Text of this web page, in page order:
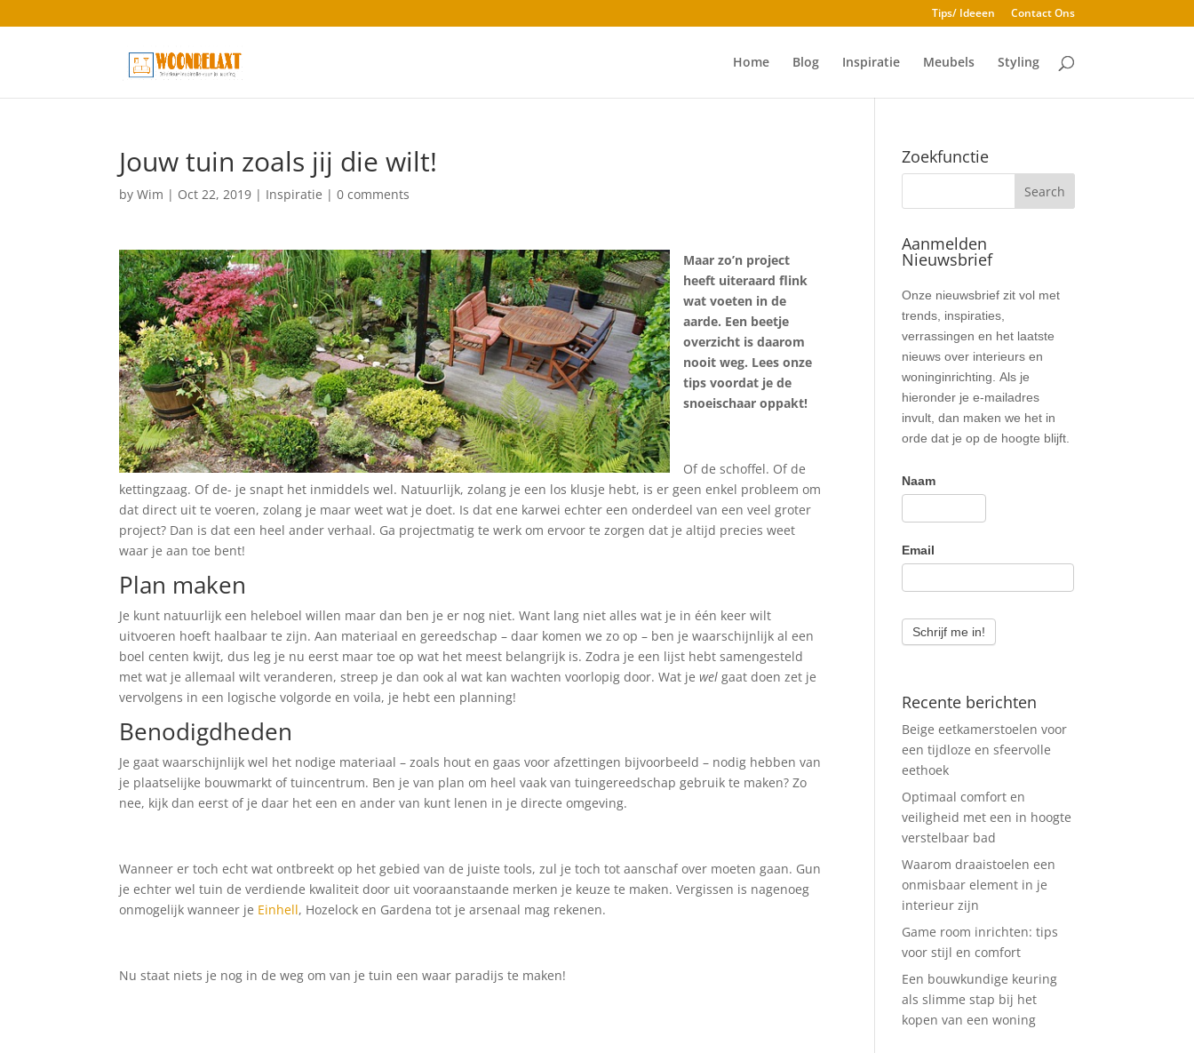
Tips/ Ideeen Contact Ons
Home Blog Inspiratie Meubels Styling
Jouw tuin zoals jij die wilt!
byWim | Oct 22, 2019 | Inspiratie |0 comments
Maar zo’n project
heeft uiteraard flink
wat voeten in de
aarde. Een beetje
overzicht is daarom
nooit weg. Lees onze
tips voordat je de
snoeischaar oppakt!
Of de schoffel. Of de
kettingzaag. Of de- je snapt het inmiddels wel. Natuurlijk, zolang je een los klusje hebt, is er geen enkel probleem om
dat direct uit te voeren, zolang je maar weet wat je doet. Is dat ene karwei echter een onderdeel van een veel groter
project? Dan is dat een heel ander verhaal. Ga projectmatig te werk om ervoor te zorgen dat je altijd precies weet
waar je aan toe bent!
Plan maken
Je kunt natuurlijk een heleboel willen maar dan ben je er nog niet. Want lang niet alles wat je in één keer wilt
uitvoeren hoeft haalbaar te zijn. Aan materiaal en gereedschap – daar komen we zo op – ben je waarschijnlijk al een
boel centen kwijt, dus leg je nu eerst maar toe op wat het meest belangrijk is. Zodra je een lijst hebt samengesteld
met wat je allemaal wilt veranderen, streep je dan ook al wat kan wachten voorlopig door. Wat jewel gaat doen zet je
vervolgens in een logische volgorde en voila, je hebt een planning!
Benodigdheden
Je gaat waarschijnlijk wel het nodige materiaal – zoals hout en gaas voor afzettingen bijvoorbeeld – nodig hebben van
je plaatselijke bouwmarkt of tuincentrum. Ben je van plan om heel vaak van tuingereedschap gebruik te maken? Zo
nee, kijk dan eerst of je daar het een en ander van kunt lenen in je directe omgeving.
Wanneer er toch echt wat ontbreekt op het gebied van de juiste tools, zul je toch tot aanschaf over moeten gaan. Gun
je echter wel tuin de verdiende kwaliteit door uit vooraanstaande merken je keuze te maken. Vergissen is nagenoeg
onmogelijk wanneer je Einhell, Hozelock en Gardena tot je arsenaal mag rekenen.
Nu staat niets je nog in de weg om van je tuin een waar paradijs te maken!
Zoekfunctie
Aanmelden
Nieuwsbrief
Onze nieuwsbrief zit vol met
trends, inspiraties,
verrassingen en het laatste
nieuws over interieurs en
woninginrichting. Als je
hieronder je e-mailadres
invult, dan maken we het in
orde dat je op de hoogte blijft.
Naam
Email
Schrijf me in!
Recente berichten
Beige eetkamerstoelen voor
een tijdloze en sfeervolle
eethoek
Optimaal comfort en
veiligheid met een in hoogte
verstelbaar bad
Waarom draaistoelen een
onmisbaar element in je
interieur zijn
Game room inrichten: tips
voor stijl en comfort
Een bouwkundige keuring
als slimme stap bij het
kopen van een woning